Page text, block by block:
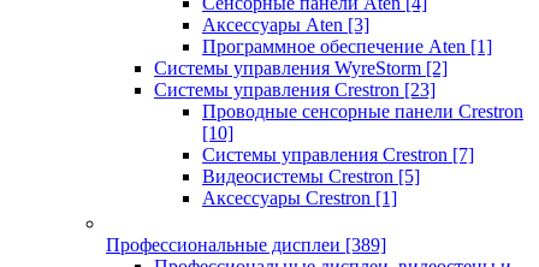
Аксессуары Aten [3]
Программное обеспечение Aten [1]
Системы управления WyreStorm [2]
Системы управления Crestron [23]
Проводные сенсорные панели Crestron
[10]
Системы управления Crestron [7]
Видеосистемы Crestron [5]
Аксессуары Crestron [1]
Профессиональные дисплеи [389]